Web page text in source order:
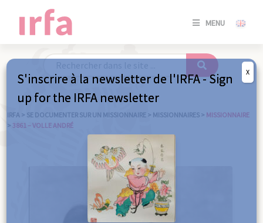
MENU
SE
/
IRFA > SE DOCUMENTER SUR UN MISSIONNAIRE > MISSIONNAIRES > MISSIONNAIRE
> 3861 – VOLLE ANDRÉ
S'inscrire à la newsletter de l'IRFA - Sign
up for the IRFA newsletter
X